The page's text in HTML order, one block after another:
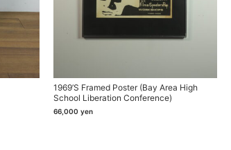
1969’s Framed Poster (Bay Area High
School Liberation Conference)
66,000 yen